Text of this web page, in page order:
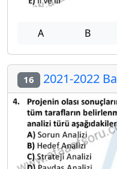
A B
16 2021-2022